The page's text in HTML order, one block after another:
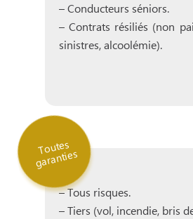
– Conducteurs séniors.
– Contrats résiliés (non
sinistres, alcoolémie).
T
outes
garanties
– Tous risques.
– Tiers (vol, incendie, bris